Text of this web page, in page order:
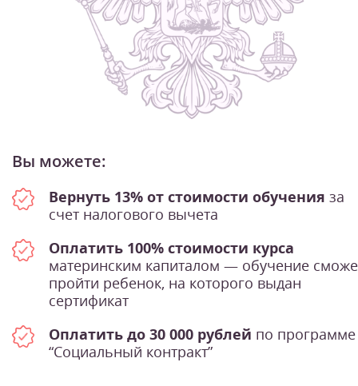
Вы можете:
Вернуть 13% от стоимости обучения за
счет налогового вычета
Оплатить 100% стоимости курса
материнским капиталом — обучение
пройти ребенок, на которого выдан
сертификат
Оплатить до 30 000 рублей по программе
“Социальный контракт”